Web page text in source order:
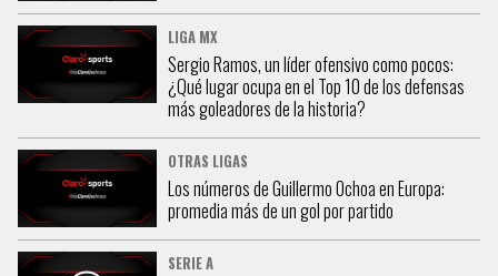
LIGA MX
Sergio Ramos, un líder ofensivo como pocos:
¿Qué lugar ocupa en el Top 10 de los defensas
más goleadores de la historia?
OTRAS LIGAS
Los números de Guillermo Ochoa en Europa:
promedia más de un gol por partido
SERIE A